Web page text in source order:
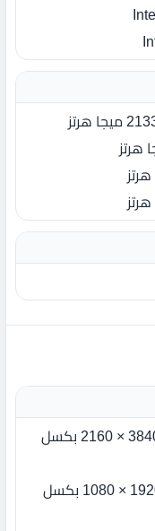
- شاشة 15.6 بوصة UHD IPS بدقة 3840 × 2160 بكسل
- شاشة 15.6 بوصة FHD IPS بدقة 1920 × 1080 بكسل